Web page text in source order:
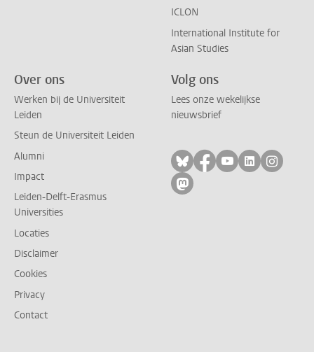
ICLON
International Institute for
Asian Studies
Over ons
Werken bij de Universiteit
Leiden
Steun de Universiteit Leiden
Alumni
Impact
Leiden-Delft-Erasmus
Universities
Locaties
Disclaimer
Cookies
Privacy
Contact
Volg ons
Lees onze wekelijkse
nieuwsbrief
Volg ons op bluesky
Volg ons op
Volg ons op
Volg ons
Volg
Volg ons op mastodon